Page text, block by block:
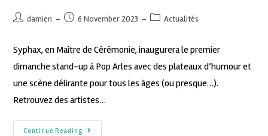
damien 6 November 2023 Actualités
Syphax, en Maître de Cérémonie, inaugurera le premier
dimanche stand-up à Pop Arles avec des plateaux d’humour et
une scène délirante pour tous les âges (ou presque…).
Retrouvez des artistes…
Continue Reading